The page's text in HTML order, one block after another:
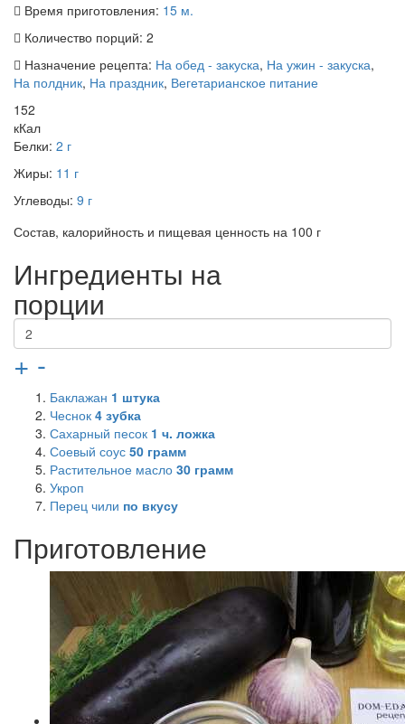
Время приготовления: 15 м.
Количество порций: 2
Назначение рецепта: На обед - закуска, На ужин - закуска,
На полдник, На праздник, Вегетарианское питание
152
кКал
Белки: 2 г
Жиры: 11 г
Углеводы: 9 г
Состав, калорийность и пищевая ценность на 100 г
Ингредиенты на
порции
+ -
Баклажан 1 штука
Чеснок 4 зубка
Сахарный песок 1 ч. ложка
Соевый соус 50 грамм
Растительное масло 30 грамм
Укроп
Перец чили по вкусу
Приготовление